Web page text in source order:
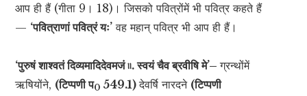
आप ही हैं (गीता 9। 18)। जिसको पवित्रोंमें भी पवित्र कहते हैं
— ‘पवित्राणां पवित्रं यः’ वह महान् पवित्र भी आप ही हैं।
‘पुरुषं शाश्वतं दिव्यमादिदेवमजं ৷৷. स्वयं चैव ब्रवीषि मे’–ग्रन्थोंमें
ऋषियोंने, (टिप्पणी प0 549.1)देवर्षि नारदने (टिप्पणी